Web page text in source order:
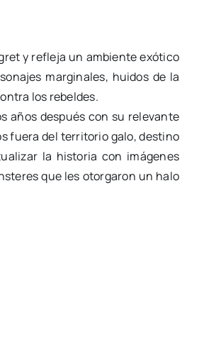
y refleja un ambiente exótico
marginales, huidos de la
los rebeldes.
años después con su relevante
fuera del territorio galo, destino
la historia con imágenes
que les otorgaron un halo